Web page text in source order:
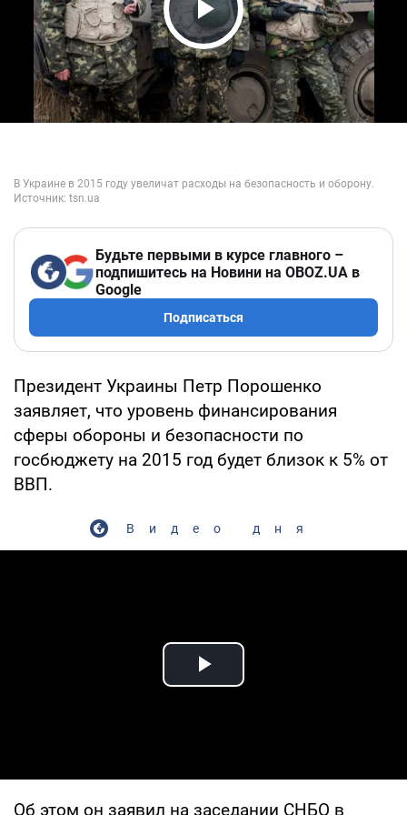
Play Video
Будьте первыми в курсе главного –
подпишитесь на Новини на OBOZ.UA в
Google
Подписаться
Президент Украины Петр Порошенко
заявляет, что уровень финансирования
сферы обороны и безопасности по
госбюджету на 2015 год будет близок к 5% от
ВВП.
Видео дня
Play Video
Об этом он заявил на заседании СНБО в